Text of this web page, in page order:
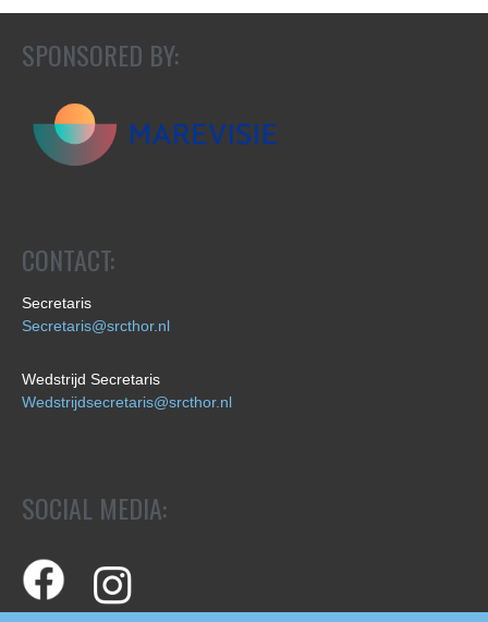
SPONSORED BY:
CONTACT:
Secretaris
Secretaris@srcthor.nl
Wedstrijd Secretaris
Wedstrijdsecretaris@srcthor.nl
SOCIAL MEDIA: